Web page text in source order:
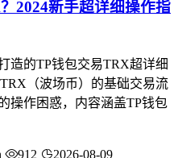
2024新手超详细操作指
造的TP钱包交易TRX超详细
（波场币）的基础交易流
操作困惑，内容涵盖TP钱包
912 2026-08-09